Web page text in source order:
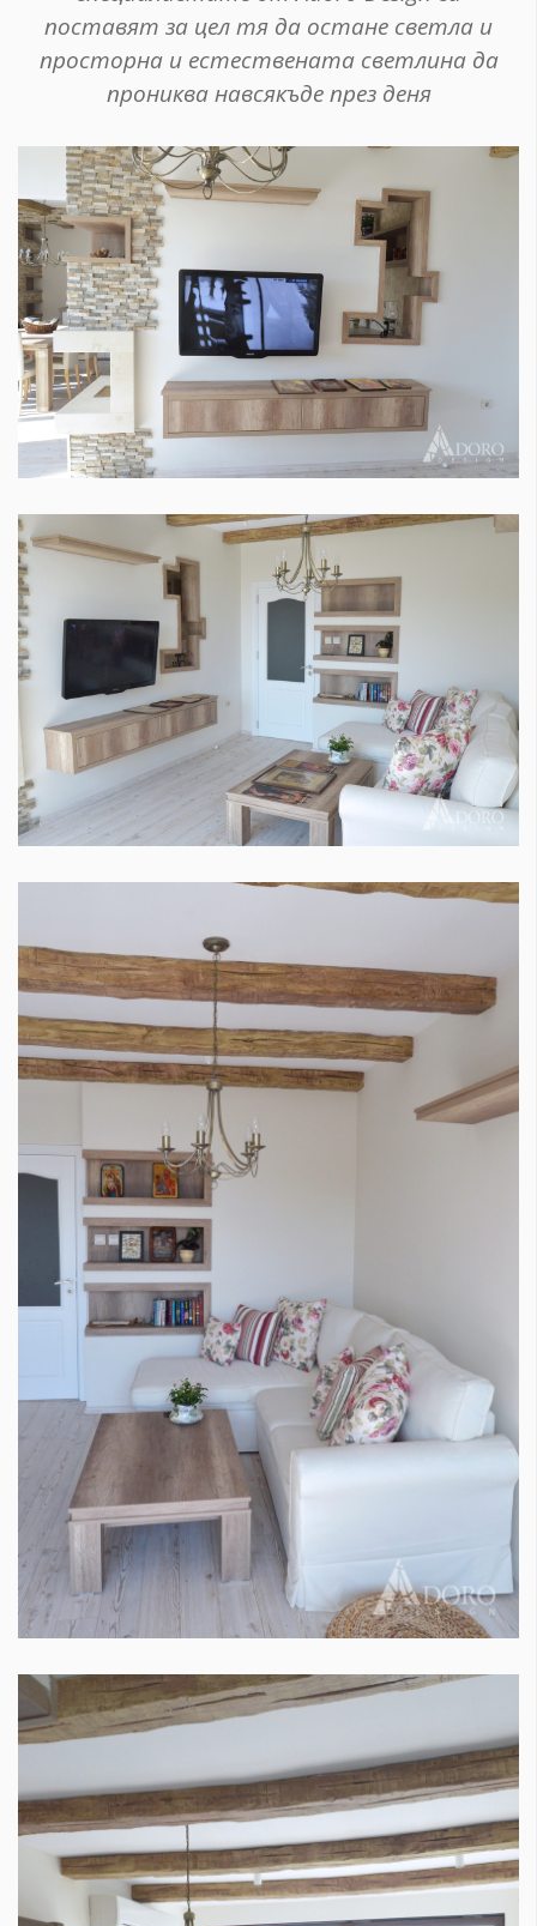
поставят за цел тя да остане светла и
просторна и естествената светлина да
прониква навсякъде през деня